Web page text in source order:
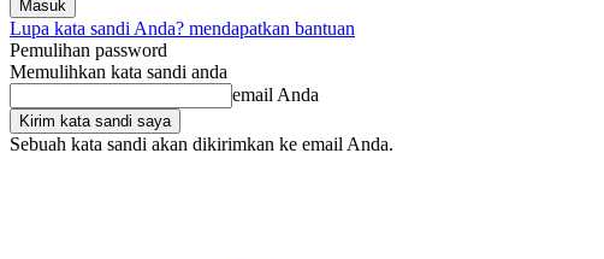
Lupa kata sandi Anda? mendapatkan bantuan
Pemulihan password
Memulihkan kata sandi anda
email Anda
Sebuah kata sandi akan dikirimkan ke email Anda.